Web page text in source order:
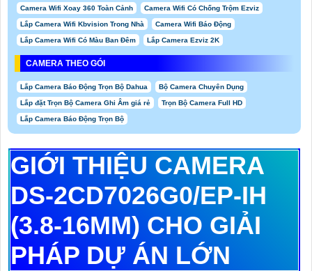
Camera Wifi Xoay 360 Toàn Cảnh Camera Wifi Có Chống Trộm Ezviz
Lắp Camera Wifi Kbvision Trong Nhà Camera Wifi Báo Động
Lắp Camera Wifi Có Màu Ban Đêm Lắp Camera Ezviz 2K
CAMERA THEO GÓI
Lắp Camera Báo Động Trọn Bộ Dahua Bộ Camera Chuyên Dụng
Lắp đặt Trọn Bộ Camera Ghi Âm giá rẻ Trọn Bộ Camera Full HD
Lắp Camera Báo Động Trọn Bộ
GIỚI THIỆU CAMERA
DS-2CD7026G0/EP-IH
(3.8-16MM) CHO GIẢI
PHÁP DỰ ÁN LỚN